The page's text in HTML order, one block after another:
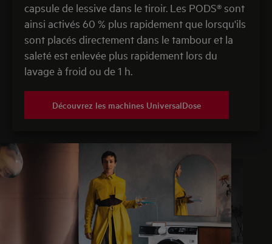
capsule de lessive dans le tiroir. Les PODS® sont
ainsi activés 60 % plus rapidement que lorsqu'ils
sont placés directement dans le tambour et la
saleté est enlevée plus rapidement lors du
lavage à froid ou de 1 h.
Découvrez les machines UniversalDose